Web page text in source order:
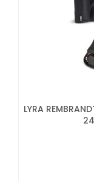
LYRA